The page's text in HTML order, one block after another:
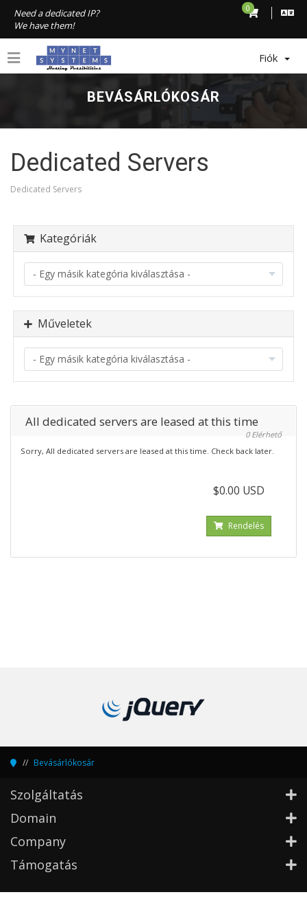
Need a dedicated IP?
We have them!
0
Fiók
BEVÁSÁRLÓKOSÁR
Dedicated Servers
Dedicated Servers
Kategóriák
Műveletek
All dedicated servers are leased at this time
0 Elérhető
Sorry, All dedicated servers are leased at this time. Check back later.
$0.00 USD
Rendelés
Bevásárlókosár
Szolgáltatás
Domain
Company
Támogatás